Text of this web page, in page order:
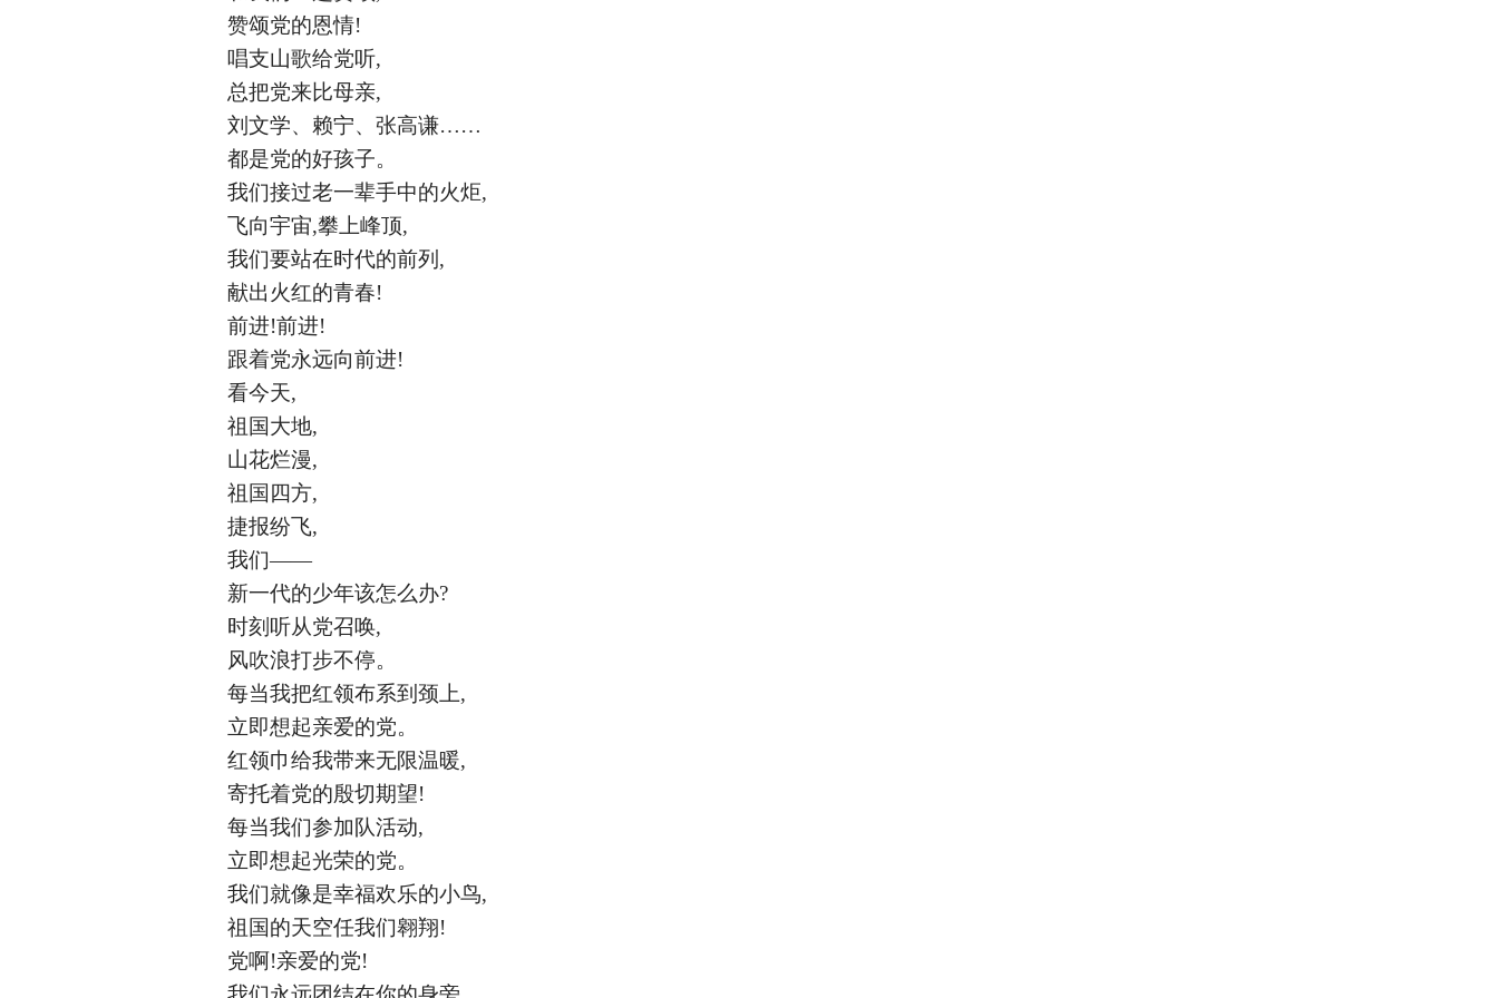
赞颂党的恩情!
唱支山歌给党听,
总把党来比母亲,
刘文学、赖宁、张高谦……
都是党的好孩子。
我们接过老一辈手中的火炬,
飞向宇宙,攀上峰顶,
我们要站在时代的前列 ,
献出火红的青春!
前进!前进!
跟着党永远向前进!
看今天,
祖国大地,
山花烂漫,
祖国四方,
捷报纷飞,
我们——
新一代的少年该怎么办?
时刻听从党召唤,
风吹浪打步不停。
每当我把红领布系到颈上,
立即想起亲爱的党。
红领巾给我带来无限温暖,
寄托着党的殷切期望!
每当我们参加队活动,
立即想起光荣的党。
我们就像是幸福欢乐的小鸟,
祖国的天空任我们翱翔!
党啊!亲爱的党!